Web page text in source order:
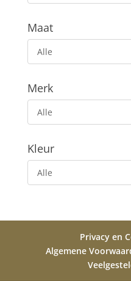
Maat
Alle
Merk
Alle
Kleur
Alle
Privacy en
Algemene